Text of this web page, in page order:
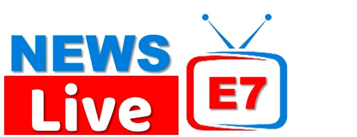
content